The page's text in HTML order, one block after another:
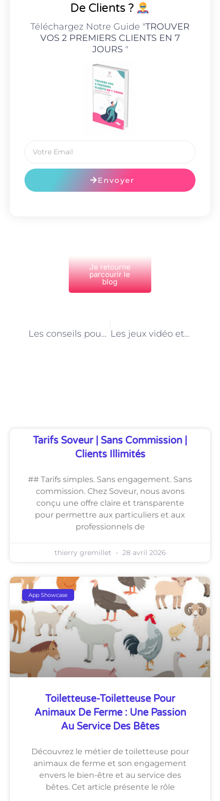
De Clients ?
Téléchargez Notre Guide "TROUVER
VOS 2 PREMIERS CLIENTS EN 7
JOURS"
Envoyer
Je retourne
parcourir le
blog
Les conseils pour réussir son entretien d’embauche en tant que concepteur de jeux vidéo à Paris Les jeux vidéo et la réalité virtuelle au service de l’art à Paris : perspectives créatives
Tarifs Soveur | Sans Commission |
Clients Illimités
## Tarifs simples. Sans engagement. Sans
commission. Chez Soveur, nous avons
conçu une offre claire et transparente
pour permettre aux particuliers et aux
professionnels de
thierry gremillet 28 avril 2026
App Showcase
Toiletteuse-Toiletteuse Pour
Animaux De Ferme : Une Passion
Au Service Des Bêtes
Découvrez le métier de toiletteuse pour
animaux de ferme et son engagement
envers le bien-être et au service des
bêtes. Cet article présente le rôle